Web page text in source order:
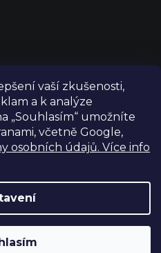
vaší zkušenosti,
a k analýze
„Souhlasím“ umožníte
včetně Google,
osobních údajů. Více info
Při objednání a
Shoptet
. Všechna práva vyhrazena.
cookies